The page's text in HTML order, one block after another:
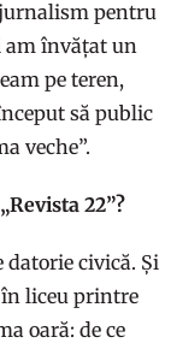
pentru
am învățat un
pe teren,
să public
veche”.
22”?
datorie civică. Și
în liceu printre
oară: de ce